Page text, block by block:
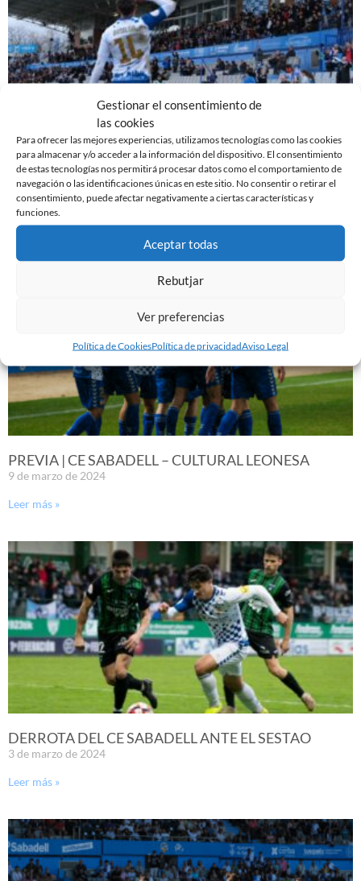
Gestionar el consentimiento de
las cookies
Para ofrecer las mejores experiencias, utilizamos tecnologías como las cookies
para almacenar y/o acceder a la información del dispositivo. El consentimiento
de estas tecnologías nos permitirá procesar datos como el comportamiento de
navegación o las identificaciones únicas en este sitio. No consentir o retirar el
consentimiento, puede afectar negativamente a ciertas características y
funciones.
Aceptar todas
Rebutjar
Ver preferencias
Política de CookiesPolítica de privacidadAviso Legal
EL SABADELL EMPATA ANTE LA CULTURAL EN LA
NOVA CREU ALTA
10 de marzo de 2024
Leer más »
PREVIA | CE SABADELL – CULTURAL LEONESA
9 de marzo de 2024
Leer más »
DERROTA DEL CE SABADELL ANTE EL SESTAO
3 de marzo de 2024
Leer más »